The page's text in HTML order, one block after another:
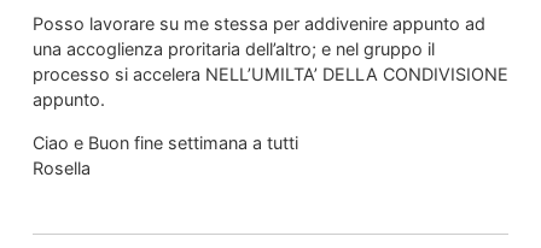
Posso lavorare su me stessa per addivenire appunto ad
una accoglienza proritaria dell’altro; e nel gruppo il
processo si accelera NELL’UMILTA’ DELLA CONDIVISIONE
appunto.
Ciao e Buon fine settimana a tutti
Rosella